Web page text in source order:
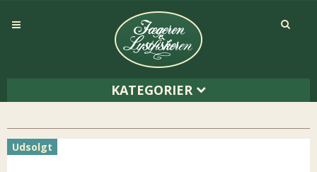
KATEGORIER
Udsolgt